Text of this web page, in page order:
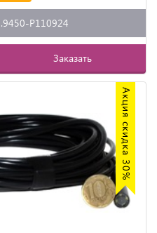
P110924
Заказать
Акция скидка 30%